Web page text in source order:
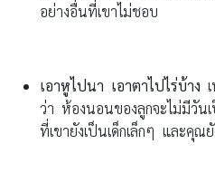
อย่างอื่นที่เขาไม่ชอบ
เอาหูไปนา เอาตาไปไร่บ้าง
ว่า ห้องนอนของลูกจะไม่มีวัน
ที่เขายังเป็นเด็กเล็กๆ และคุณ